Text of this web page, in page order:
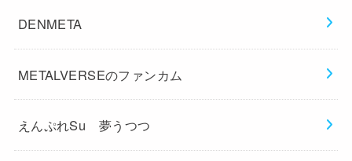
DENMETA
METALVERSEのファンカム
えんぷれSu 夢うつつ